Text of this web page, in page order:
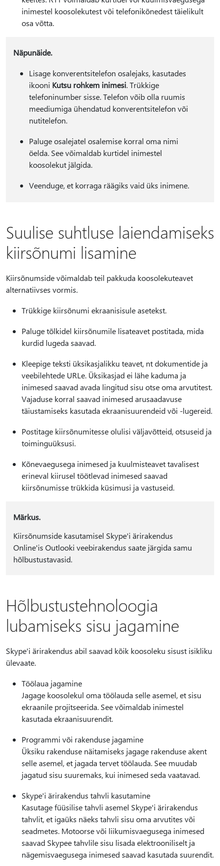
inimestel koosolekutest või telefonikõnedest täielikult
osa võtta.
Näpunäide.
Lisage konverentsitelefon osalejaks, kasutades
ikooni Kutsu rohkem inimesi. Trükkige
telefoninumber sisse. Telefon võib olla ruumis
meediumiga ühendatud konverentsitelefon või
nutitelefon.
Paluge osalejatel osalemise korral oma nimi
öelda. See võimaldab kurtidel inimestel
koosolekut jälgida.
Veenduge, et korraga räägiks vaid üks inimene.
Suulise suhtluse laiendamiseks
kiirsõnumi lisamine
Kiirsõnumside võimaldab teil pakkuda koosolekuteavet
alternatiivses vormis.
Trükkige kiirsõnumi ekraanisisule asetekst.
Paluge tõlkidel kiirsõnumile lisateavet postitada, mida
kurdid lugeda saavad.
Kleepige teksti üksikasjalikku teavet, nt dokumentide ja
veebilehtede URLe. Üksikasjad ei lähe kaduma ja
inimesed saavad avada lingitud sisu otse oma arvutitest.
Vajaduse korral saavad inimesed arusaadavuse
täiustamiseks kasutada ekraanisuurendeid või -lugereid.
Postitage kiirsõnumitesse olulisi väljavõtteid, otsuseid ja
toiminguüksusi.
Kõnevaegusega inimesed ja kuulmisteavet tavalisest
erineval kiirusel töötlevad inimesed saavad
kiirsõnumisse trükkida küsimusi ja vastuseid.
Märkus.
Kiirsõnumside kasutamisel Skype'i ärirakendus
Online'is Outlooki veebirakendus saate järgida samu
hõlbustustavasid.
Hõlbustustehnoloogia
lubamiseks sisu jagamine
Skype'i ärirakendus abil saavad kõik koosoleku sisust isikliku
ülevaate.
Töölaua jagamine
Jagage koosolekul oma töölauda selle asemel, et sisu
ekraanile projitseerida. See võimaldab inimestel
kasutada ekraanisuurendit.
Programmi või rakenduse jagamine
Üksiku rakenduse näitamiseks jagage rakenduse akent
selle asemel, et jagada tervet töölauda. See muudab
jagatud sisu suuremaks, kui inimesed seda vaatavad.
Skype'i ärirakendus tahvli kasutamine
Kasutage füüsilise tahvli asemel Skype'i ärirakendus
tahvlit, et igaüks näeks tahvli sisu oma arvutites või
seadmetes. Motoorse või liikumisvaegusega inimesed
saavad Skypee tahvlile sisu lisada elektrooniliselt ja
nägemisvaegusega inimesed saavad kasutada suurendit.